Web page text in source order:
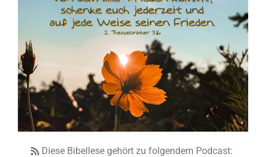
Diese Bibellese gehört zu folgendem Podcast: